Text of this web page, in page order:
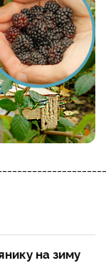
на зиму